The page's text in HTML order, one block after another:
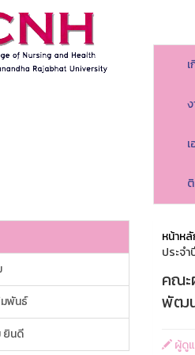
มพันธ์
ยินดี
หน้าห
ประจ
คณะ
พัฒน
ผู้ดูแ